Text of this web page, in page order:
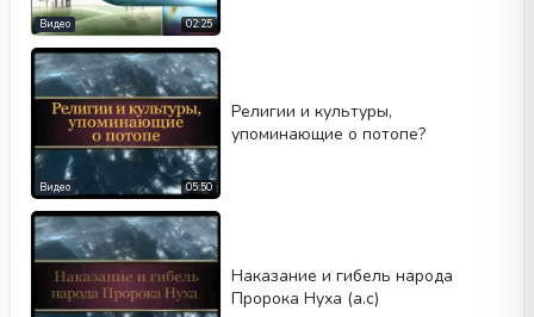
02:25
Видео
05:50
Видео
Религии и культуры,
упоминающие о потопе?
Наказание и гибель народа
Пророка Нуха (а.с)